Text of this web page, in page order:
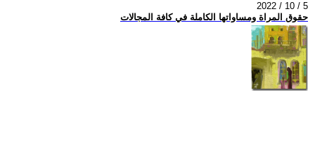
2022 / 10 / 5
حقوق المراة ومساواتها الكاملة في كافة المجالات